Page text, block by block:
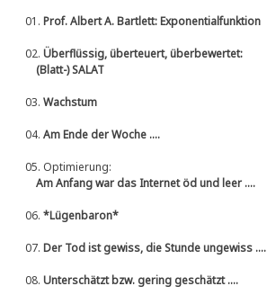
01.Prof. Albert A. Bartlett: Exponentialfunktion
02.Überflüssig, überteuert, überbewertet:
(Blatt-) SALAT
03.Wachstum
04.Am Ende der Woche ....
05. Optimierung:
Am Anfang war das Internet öd und leer ....
06.*Lügenbaron*
07.Der Tod ist gewiss, die Stunde ungewiss ....
08.Unterschätzt bzw. gering geschätzt ....